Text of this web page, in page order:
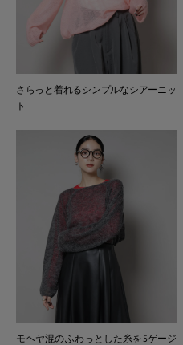
さらっと着れるシンプルなシアーニッ
ト
モヘヤ混のふわっとした糸を5ゲージ